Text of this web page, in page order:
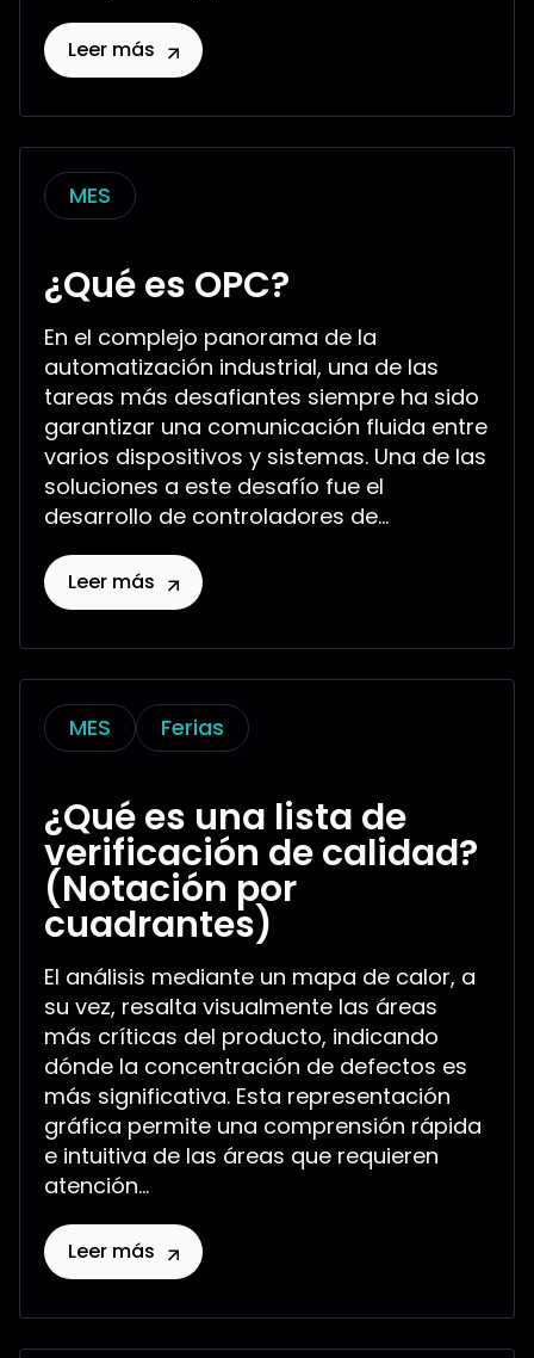
Leer más
MES
¿Qué es OPC?
En el complejo panorama de la
automatización industrial, una de las
tareas más desafiantes siempre ha sido
garantizar una comunicación fluida entre
varios dispositivos y sistemas. Una de las
soluciones a este desafío fue el
desarrollo de controladores de...
Leer más
MES Ferias
¿Qué es una lista de
verificación de calidad?
(Notación por
cuadrantes)
El análisis mediante un mapa de calor, a
su vez, resalta visualmente las áreas
más críticas del producto, indicando
dónde la concentración de defectos es
más significativa. Esta representación
gráfica permite una comprensión rápida
e intuitiva de las áreas que requieren
atención...
Leer más